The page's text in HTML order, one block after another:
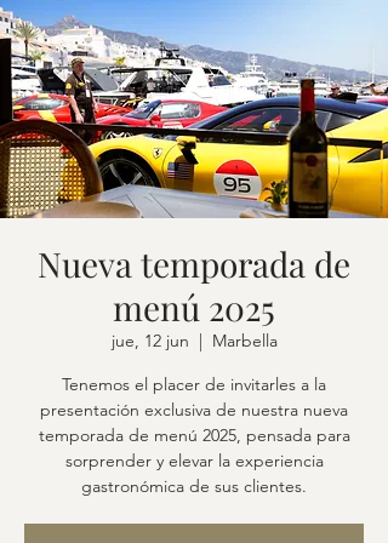
Nueva temporada de
menú 2025
jue, 12 jun
  |
Marbella
Tenemos el placer de invitarles a la
presentación exclusiva de nuestra nueva
temporada de menú 2025, pensada para
sorprender y elevar la experiencia
gastronómica de sus clientes.